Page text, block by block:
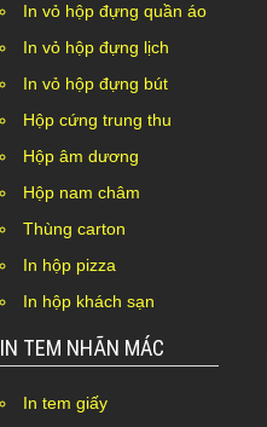
In vỏ hộp đựng quần áo
In vỏ hộp đựng lịch
In vỏ hộp đựng bút
Hộp cứng trung thu
Hộp âm dương
Hộp nam châm
Thùng carton
In hộp pizza
In hộp khách sạn
IN TEM NHÃN MÁC
In tem giấy